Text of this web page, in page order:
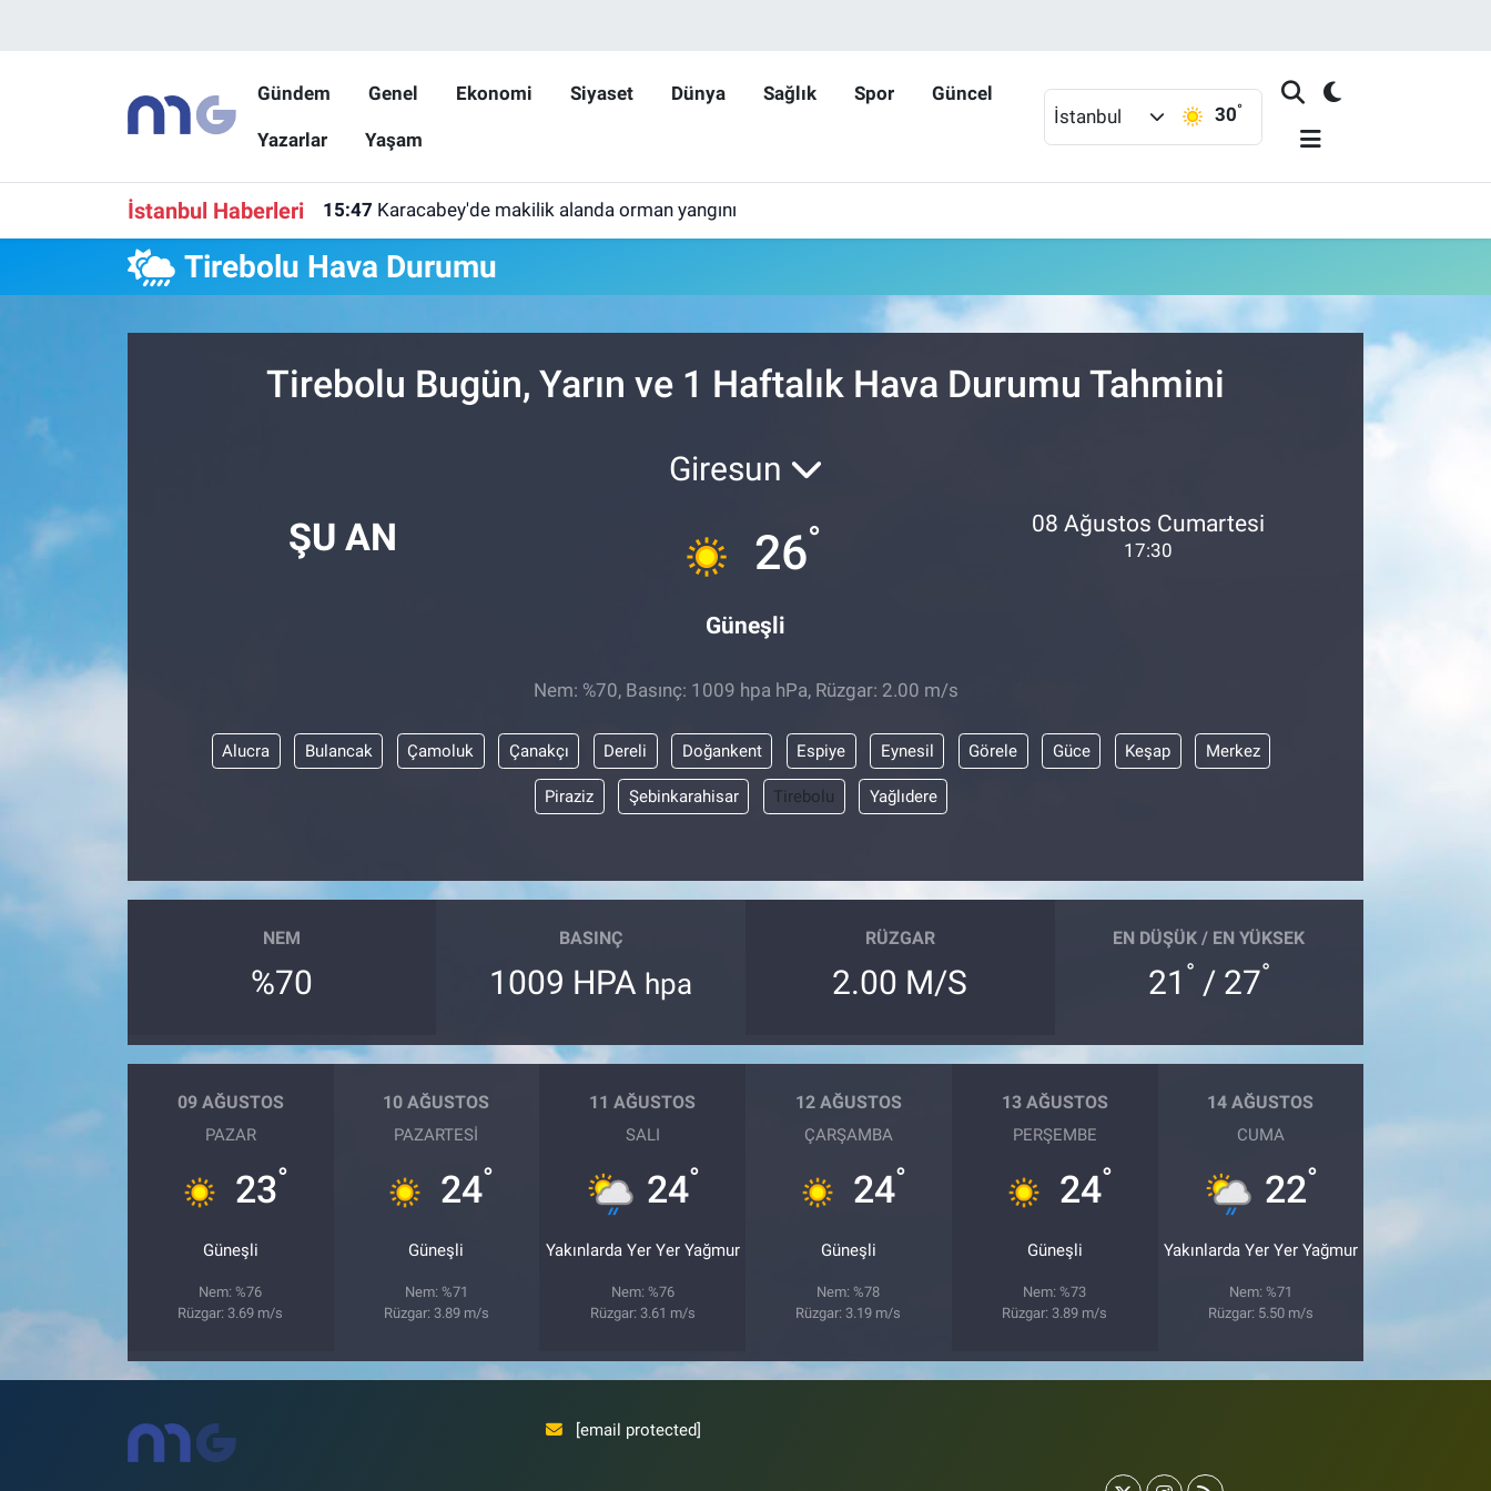
Gündem Genel Ekonomi Siyaset Dünya Sağlık Spor Güncel
Yazarlar Yaşam
İstanbul 30°
İstanbul Haberleri 15:47 Karacabey'de makilik alanda orman yangını
Tirebolu Hava Durumu
Tirebolu Bugün, Yarın ve 1 Haftalık Hava Durumu Tahmini
ŞU AN
Giresun
26°
Güneşli
08 Ağustos Cumartesi
17:30
Nem: %70, Basınç: 1009 hpa hPa, Rüzgar: 2.00 m/s
Alucra Bulancak Çamoluk Çanakçı Dereli Doğankent Espiye Eynesil Görele Güce Keşap Merkez
Piraziz Şebinkarahisar Tirebolu Yağlıdere
NEM
%70
BASINÇ
1009 HPA hpa
RÜZGAR
2.00 M/S
EN DÜŞÜK / EN YÜKSEK
21 ° / 27°
09 AĞUSTOS
PAZAR
23°
Güneşli
Nem: %76
Rüzgar: 3.69 m/s
10 AĞUSTOS
PAZARTESI
24°
Güneşli
Nem: %71
Rüzgar: 3.89 m/s
11 AĞUSTOS
SALI
24°
Yakınlarda Yer Yer Yağmur
Nem: %76
Rüzgar: 3.61 m/s
12 AĞUSTOS
ÇARŞAMBA
24°
Güneşli
Nem: %78
Rüzgar: 3.19 m/s
13 AĞUSTOS
PERŞEMBE
24°
Güneşli
Nem: %73
Rüzgar: 3.89 m/s
14 AĞUSTOS
CUMA
22°
Yakınlarda Yer Yer Yağmur
Nem: %71
Rüzgar: 5.50 m/s
[email protected]
Hava Durumu
İstanbul Namaz Vakitleri
Trafik Durumu